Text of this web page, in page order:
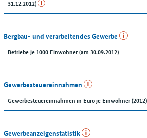
31.12.2012)
Bergbau- und verarbeitendes Gewerbe
Betriebe je 1000 Einwohner (am 30.09.2012)
Gewerbesteuereinnahmen
Gewerbesteuereinnahmen in Euro je Einwohner (2012)
Gewerbeanzeigenstatistik